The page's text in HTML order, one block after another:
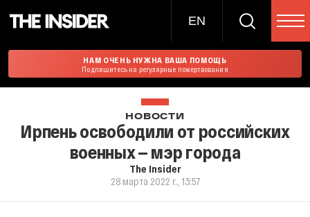
EN
НАМ ОЧЕНЬ НУЖНА ВАША ПОМОЩЬ
Подпишитесь на регулярные пожертвования
НОВОСТИ
Ирпень освободили от российских
военных — мэр города
The Insider
28 марта 2022 г., 13:57